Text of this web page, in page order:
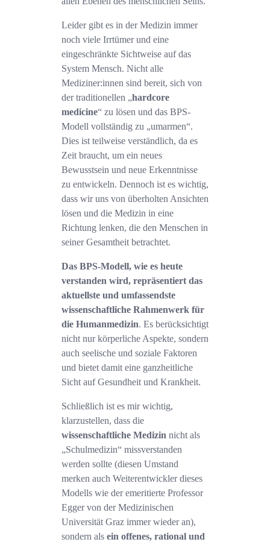
Leider gibt es in der Medizin immer
noch viele Irrtümer und eine
eingeschränkte Sichtweise auf das
System Mensch. Nicht alle
Mediziner:innen sind bereit, sich von
der traditionellen „hardcore
medicine“ zu lösen und das BPS-
Modell vollständig zu „umarmen“.
Dies ist teilweise verständlich, da es
Zeit braucht, um ein neues
Bewusstsein und neue Erkenntnisse
zu entwickeln. Dennoch ist es wichtig,
dass wir uns von überholten Ansichten
lösen und die Medizin in eine
Richtung lenken, die den Menschen in
seiner Gesamtheit betrachtet.
Das BPS-Modell, wie es heute
verstanden wird, repräsentiert das
aktuellste und umfassendste
wissenschaftliche Rahmenwerk für
die Humanmedizin. Es berücksichtigt
nicht nur körperliche Aspekte, sondern
auch seelische und soziale Faktoren
und bietet damit eine ganzheitliche
Sicht auf Gesundheit und Krankheit.
Schließlich ist es mir wichtig,
klarzustellen, dass die
wissenschaftliche Medizin nicht als
„Schulmedizin“ missverstanden
werden sollte (diesen Umstand
merken auch Weiterentwickler dieses
Modells wie der emeritierte Professor
Egger von der Medizinischen
Universität Graz immer wieder an),
sondern als ein offenes, rational und